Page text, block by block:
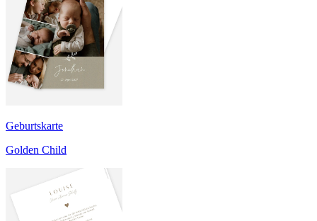
Geburtskarte
Golden Child